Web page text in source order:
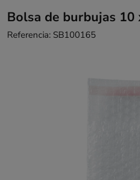
Bolsa de burbujas 10
Referencia: SB100165